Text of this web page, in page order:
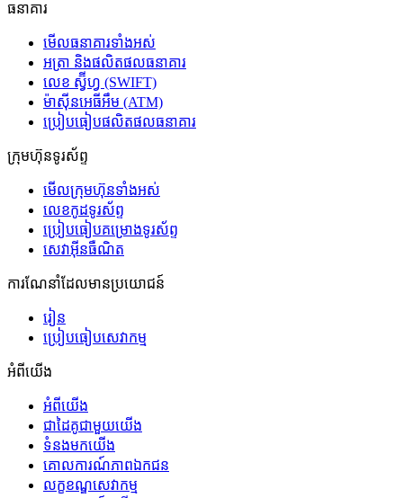
ធនាគារ
មើលធនាគារទាំងអស់
អត្រា និងផលិតផលធនាគារ
លេខ ស្វ៊ីហ្វ (SWIFT)
ម៉ាស៊ីនអេធីអឹម (ATM)
ប្រៀបធៀបផលិតផលធនាគារ
ក្រុមហ៊ុនទូរស័ព្ទ
មើលក្រុមហ៊ុនទាំងអស់
លេខកូដទូរស័ព្ទ
ប្រៀបធៀបគម្រោងទូរស័ព្ទ
សេវាអ៊ីនធឺណិត
ការណែនាំដែលមានប្រយោជន៍
រៀន
ប្រៀបធៀបសេវាកម្ម
អំពីយើង
អំពីយើង
ជាដៃគូជាមួយយើង
ទំនងមកយើង
គោលការណ៍ភាពឯកជន
លក្ខខណ្ឌសេវាកម្ម